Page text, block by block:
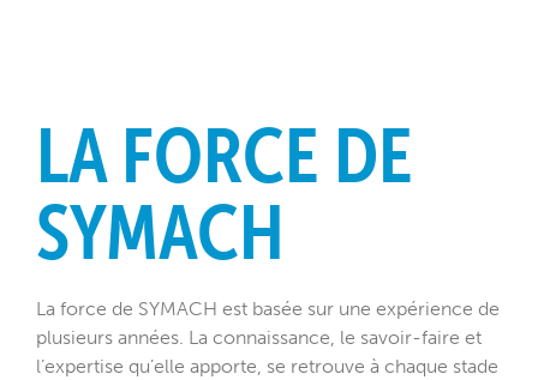
LA FORCE DE
SYMACH
La force de SYMACH est basée sur une expérience de
plusieurs années. La connaissance, le savoir-faire et
l’expertise qu’elle apporte, se retrouve à chaque stade